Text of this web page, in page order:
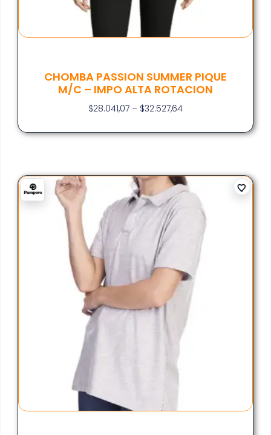
CHOMBA PASSION SUMMER PIQUE
M/C – IMPO ALTA ROTACION
$28.041,07 – $32.527,64